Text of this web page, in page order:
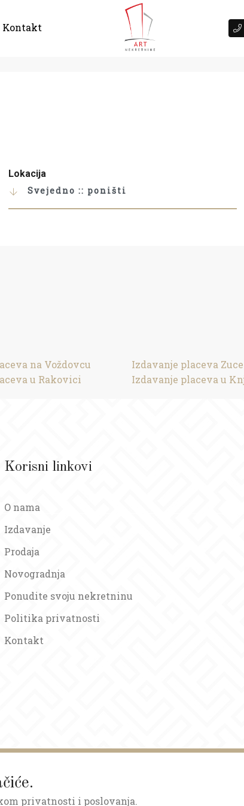
Kontakt
privatnosti i poslovanja.
Lokacija
Svejedno :: poništi
na Voždovcu
u Rakovici
Izdavanje placeva Zuce
Izdavanje placeva u
Korisni linkovi
O nama
Izdavanje
Prodaja
Novogradnja
Ponudite svoju nekretninu
Politika privatnosti
Kontakt